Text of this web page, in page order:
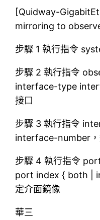
[Quidway-
mirroring to
步驟 1 執行指令
步驟 2 執行指令
interface-type
接口
步驟 3 執行指令
interface-number，
步驟 4 執行指令
port index { both |
定介面鏡像
華三